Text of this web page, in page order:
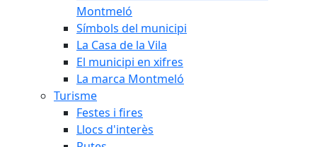
Montmeló
Símbols del municipi
La Casa de la Vila
El municipi en xifres
La marca Montmeló
Turisme
Festes i fires
Llocs d'interès